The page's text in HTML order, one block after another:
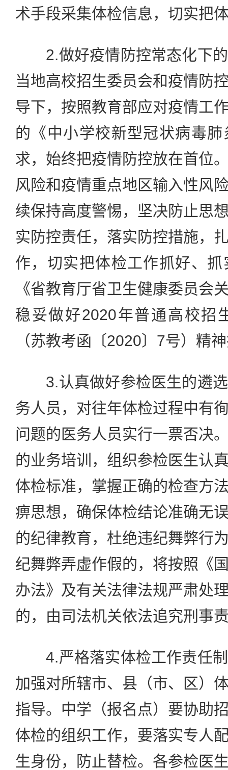
术手段采集体检信息，切实把
2.做好疫情防控常态化下的
当地高校招生委员会和疫情防
导下，按照教育部应对疫情工
的《中小学校新型冠状病毒
求，始终把疫情防控放在首位
风险和疫情重点地区输入性风
续保持高度警惕，坚决防止思
实防控责任，落实防控措施，
作，切实把体检工作抓好、
《省教育厅省卫生健康委员会
稳妥做好2020年普通高校招
（苏教考函〔2020〕7号）精
3.认真做好参检医生的遴选
务人员，对往年体检过程中有
问题的医务人员实行一票否决
的业务培训，组织参检医生认
体检标准，掌握正确的检查方
痹思想，确保体检结论准确无
的纪律教育，杜绝违纪舞弊行
纪舞弊弄虚作假的，将按照《
办法》及有关法律法规严肃处
的，由司法机关依法追究刑事
4.严格落实体检工作责任制
加强对所辖市、县（市、区）
指导。中学（报名点）要协助
体检的组织工作，要落实专人
生身份，防止替检。各参检医